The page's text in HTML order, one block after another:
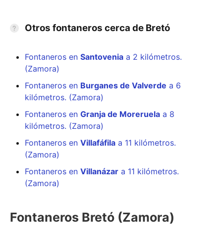
Otros fontaneros cerca de Bretó
Fontaneros en Santovenia a 2 kilómetros.
(Zamora)
Fontaneros en Burganes de Valverde a 6
kilómetros. (Zamora)
Fontaneros en Granja de Moreruela a 8
kilómetros. (Zamora)
Fontaneros en Villafáfila a 11 kilómetros.
(Zamora)
Fontaneros en Villanázar a 11 kilómetros.
(Zamora)
Fontaneros Bretó (Zamora)